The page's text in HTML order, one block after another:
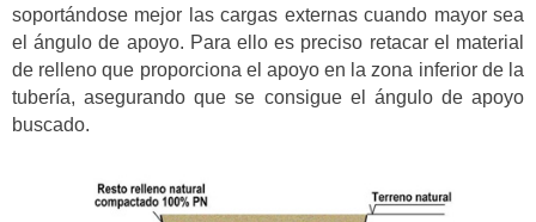
soportándose mejor las cargas externas cuando mayor sea
el ángulo de apoyo. Para ello es preciso retacar el material
de relleno que proporciona el apoyo en la zona inferior de la
tubería, asegurando que se consigue el ángulo de apoyo
buscado.